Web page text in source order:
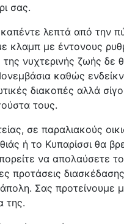
σας.
λεπτά από την
κλαμπ με έντονους
της νυχτερινής ζωής δε
καθώς
διακοπές αλλά
τους.
σε παραλιακούς
ή το Κυπαρίσσι θα
να απολαύσετε
προτάσεις
Σας προτείνουμε
της.